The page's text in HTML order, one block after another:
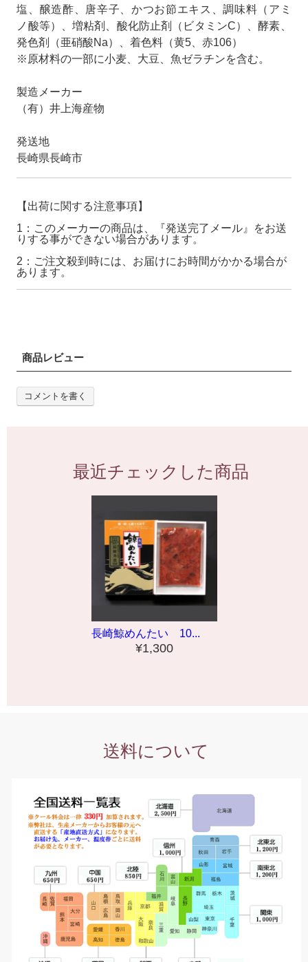
塩、醸造酢、唐辛子、かつお節エキス、調味料（アミ
ノ酸等）、増粘剤、酸化防止剤（ビタミンC）、酵素、
発色剤（亜硝酸Na）、着色料（黄5、赤106）
※原材料の一部に小麦、大豆、魚ゼラチンを含む。
製造メーカー
（有）井上海産物
発送地
長崎県長崎市
【出荷に関する注意事項】
1：このメーカーの商品は、『発送完了メール』をお送
りする事ができない場合があります。
2：ご注文殺到時には、お届けにお時間がかかる場合が
あります。
商品レビュー
コメントを書く
最近チェックした商品
長崎鯨めんたい 10...
¥1,300
送料について